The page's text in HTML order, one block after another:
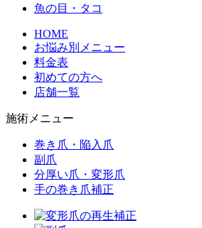
魚の目・タコ
HOME
お悩み別メニュー
料金表
初めての方へ
店舗一覧
施術メニュー
巻き爪・陥入爪
副爪
分厚い爪・変形爪
手の巻き爪補正